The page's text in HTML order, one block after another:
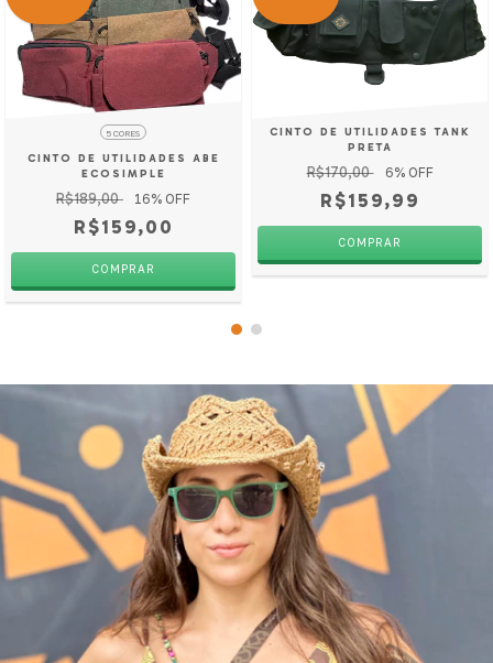
5 CORES
CINTO DE UTILIDADES ABE
ECOSIMPLE
R$189,00 16% OFF
R$159,00
COMPRAR
CINTO DE UTILIDADES TANK
PRETA
R$170,00 6% OFF
R$159,99